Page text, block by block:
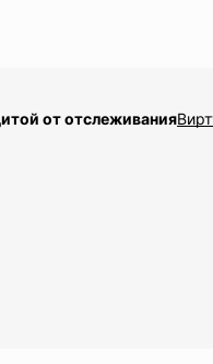
от отслеживания